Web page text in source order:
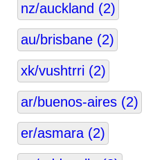
nz/auckland (2)
au/brisbane (2)
xk/vushtrri (2)
ar/buenos-aires (2)
er/asmara (2)